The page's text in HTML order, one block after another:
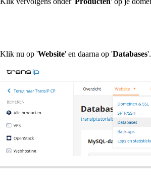
Klik nu op 'Website' en daarna op 'Databases'.